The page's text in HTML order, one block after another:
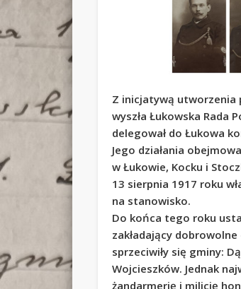
Z inicjatywą utworzenia
wyszła Łukowska Rada
delegował do Łukowa
Jego działania
w Łukowie, Kocku i
13 sierpnia 1917 roku
na stanowisko.
Do końca tego roku
zakładający
sprzeciwiły się gminy:
Wojcieszków. Jednak
żandarmerię i milicję